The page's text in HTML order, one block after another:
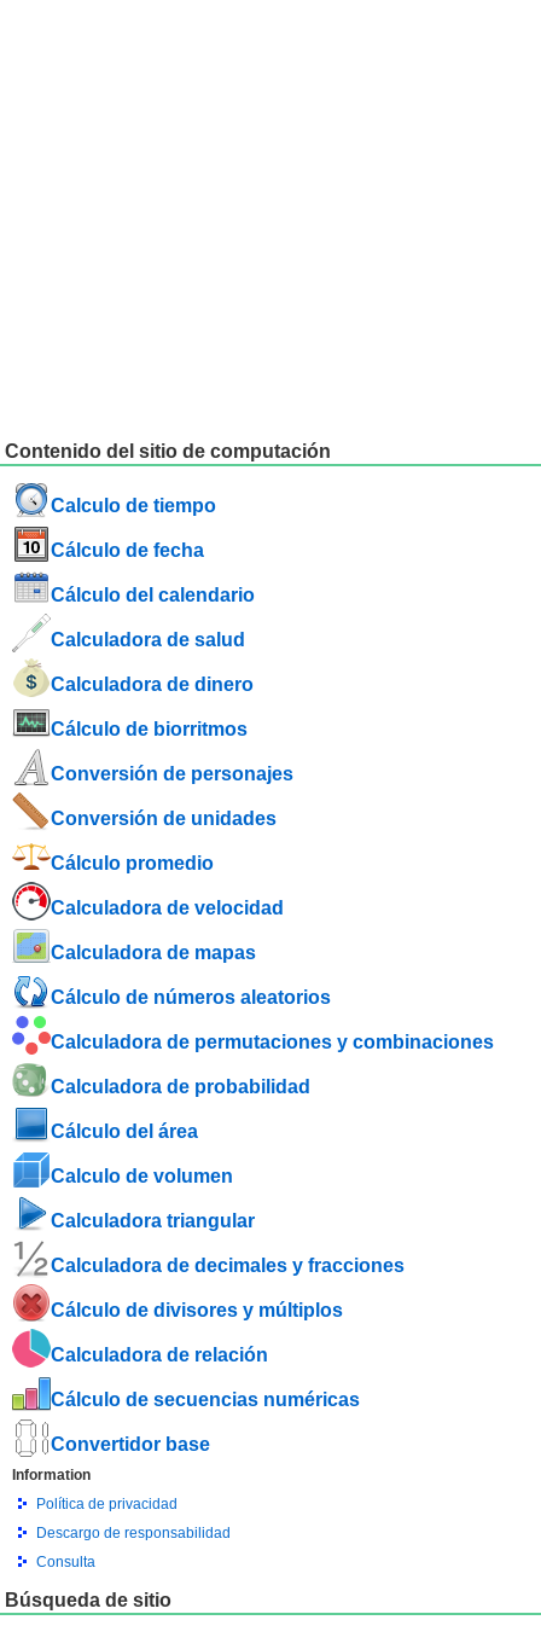
Contenido del sitio de computación
Calculo de tiempo
Cálculo de fecha
Cálculo del calendario
Calculadora de salud
Calculadora de dinero
Cálculo de biorritmos
Conversión de personajes
Conversión de unidades
Cálculo promedio
Calculadora de velocidad
Calculadora de mapas
Cálculo de números aleatorios
Calculadora de permutaciones y combinaciones
Calculadora de probabilidad
Cálculo del área
Calculo de volumen
Calculadora triangular
Calculadora de decimales y fracciones
Cálculo de divisores y múltiplos
Calculadora de relación
Cálculo de secuencias numéricas
Convertidor base
Information
Política de privacidad
Descargo de responsabilidad
Consulta
Búsqueda de sitio